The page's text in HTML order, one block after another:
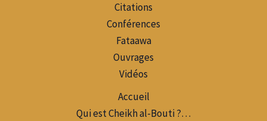
Citations
Conférences
Fataawa
Ouvrages
Vidéos
Accueil
Qui est Cheikh al-Bouti ?…